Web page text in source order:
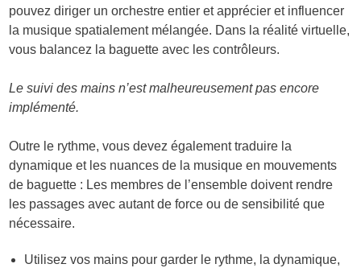
pouvez diriger un orchestre entier et apprécier et influencer
la musique spatialement mélangée. Dans la réalité virtuelle,
vous balancez la baguette avec les contrôleurs.
Le suivi des mains n’est malheureusement pas encore
implémenté.
Outre le rythme, vous devez également traduire la
dynamique et les nuances de la musique en mouvements
de baguette : Les membres de l’ensemble doivent rendre
les passages avec autant de force ou de sensibilité que
nécessaire.
Utilisez vos mains pour garder le rythme, la dynamique,